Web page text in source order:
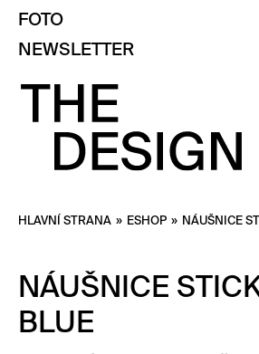
FOTO
NEWSLETTER
HLAVNÍ STRANA » ESHOP » NÁUŠNICE
NÁUŠNICE
BLUE